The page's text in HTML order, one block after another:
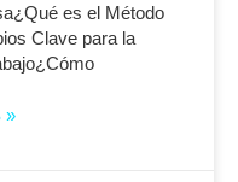
es el Método
Clave para la
»